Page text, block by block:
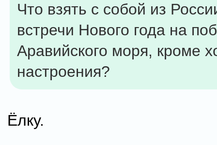
Что взять с собой из
встречи Нового года на
Аравийского моря, кроме
настроения?
Ёлку.